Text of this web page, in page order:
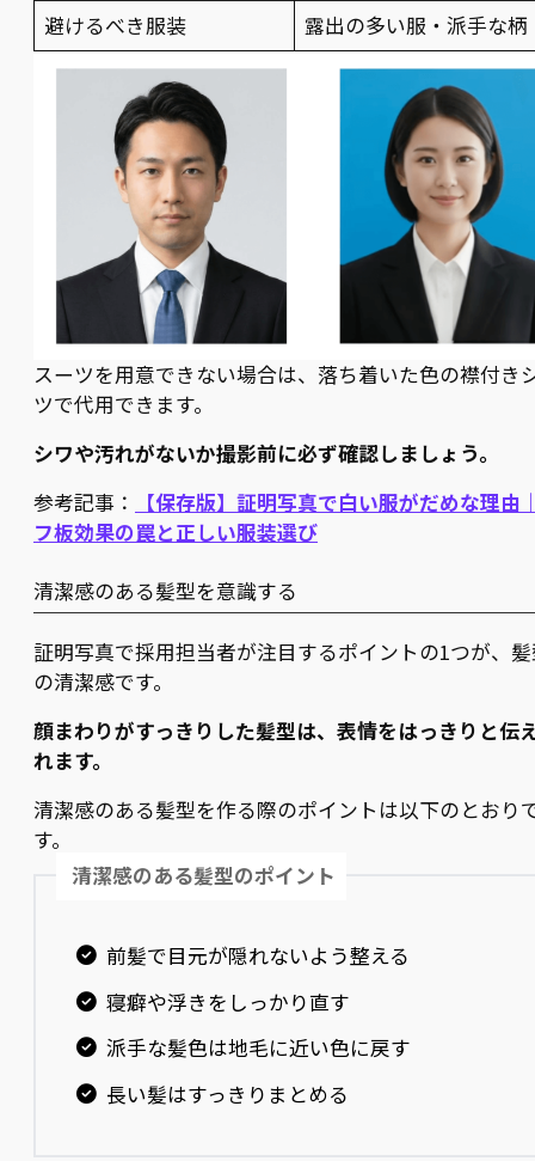
避けるべき服装
露出の多い服・派手な柄
スーツを用意できない場合は、落ち着いた色の襟付き
ツで代用できます。
シワや汚れがないか撮影前に必ず確認しましょう。
参考記事：
【保存版】証明写真で白い服がだめな理由
フ板効果の罠と正しい服装選び
清潔感のある髪型を意識する
証明写真で採用担当者が注目するポイントの1つが、
の清潔感です。
顔まわりがすっきりした髪型は、表情をはっきりと伝
れます。
清潔感のある髪型を作る際のポイントは以下のとおり
す。
清潔感のある髪型のポイント
前髪で目元が隠れないよう整える
寝癖や浮きをしっかり直す
派手な髪色は地毛に近い色に戻す
長い髪はすっきりまとめる